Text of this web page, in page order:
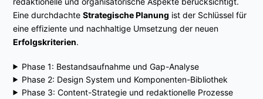
Eine durchdachteStrategische Planung ist der Schlüssel für
eine effiziente und nachhaltige Umsetzung der neuen
Erfolgskriterien.
Phase 1: Bestandsaufnahme und Gap-Analyse
Phase 2: Design System und Komponenten-Bibliothek
Phase 3: Content-Strategie und redaktionelle Prozesse